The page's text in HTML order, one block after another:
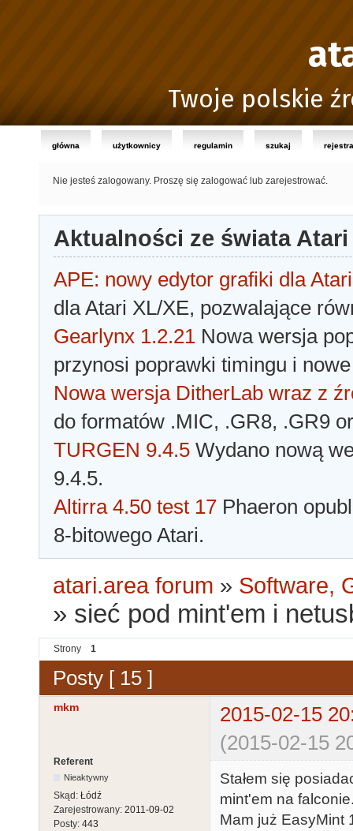
Twoje polskie
główna użytkownicy regulamin szukaj
Nie jesteś zalogowany. Proszę się zalogować lub zarejestrować.
Aktualności ze świata Atari
APE: nowy edytor grafiki dla Atari
dla Atari XL/XE, pozwalające
Gearlynx 1.2.21 Nowa wersja
przynosi poprawki timingu i
Nowa wersja DitherLab wraz z
do formatów .MIC, .GR8, .GR9
TURGEN 9.4.5 Wydano nową
9.4.5.
Altirra 4.50 test 17 Phaeron
8-bitowego Atari.
atari.area forum » Software,
» sieć pod mint'em i
Strony 1
Posty [ 15 ]
mkm
2015-02-15
(2015-02-15
Referent
Nieaktywny
Skąd: Łódź
Zarejestrowany: 2011-09-02
Posty: 443
Stałem się
mint'em na
Mam już EasyMint